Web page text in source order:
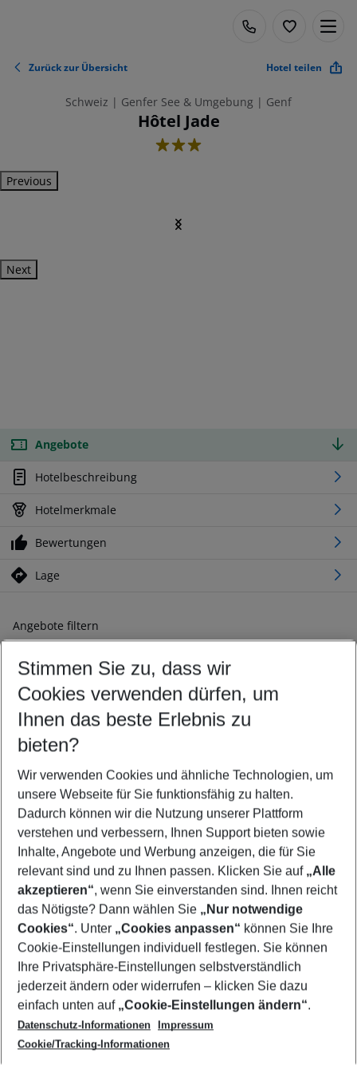
Zurück zur Übersicht Hotel teilen
Schweiz | Genfer See & Umgebung | Genf
Hôtel Jade
3
Previous
Next
Angebote
Hotelbeschreibung
Hotelmerkmale
Bewertungen
Lage
Angebote filtern
Ändern Sie Ihre Kriterien nach Ihren Wünschen
Abflughafen wählen
Beliebiger Abflughafen
Reisezeitraum wählen
10.08.26– 08.08.27 5-8 Nächte
2 Erwachsene Keine Kinder
Mehr Filter anzeigen
Footer
Footer navigation
Über uns
AGB
Cookie-Einstellungen ändern
Cookie-Richtlinie
Datenschutz
Service & Hilfe
Barrierefreies Reisen
Check-in
Folgen Sie uns
Stimmen Sie zu, dass wir
Cookies verwenden dürfen, um
Ihnen das beste Erlebnis zu
bieten?
Wir verwenden Cookies und ähnliche Technologien, um
unsere Webseite für Sie funktionsfähig zu halten.
Dadurch können wir die Nutzung unserer Plattform
verstehen und verbessern, Ihnen Support bieten sowie
Inhalte, Angebote und Werbung anzeigen, die für Sie
relevant sind und zu Ihnen passen. Klicken Sie auf „Alle
akzeptieren“, wenn Sie einverstanden sind. Ihnen reicht
das Nötigste? Dann wählen Sie „Nur notwendige
Cookies“. Unter „Cookies anpassen“ können Sie Ihre
Cookie-Einstellungen individuell festlegen. Sie können
Ihre Privatsphäre-Einstellungen selbstverständlich
jederzeit ändern oder widerrufen – klicken Sie dazu
einfach unten auf „Cookie-Einstellungen ändern“.
Datenschutz-Informationen
Impressum
Cookie/Tracking-Informationen